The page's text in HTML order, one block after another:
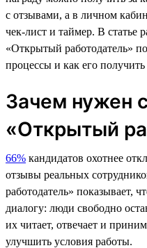
с отзывами, а в личном
чек-лист и таймер. В статье
«Открытый работодатель»
процессы и как его
Зачем нужен
«Открытый
66% кандидатов охотнее
отзывы реальных
работодатель» показывает,
диалогу: люди свободно
их читает, отвечает и
улучшить условия работы.